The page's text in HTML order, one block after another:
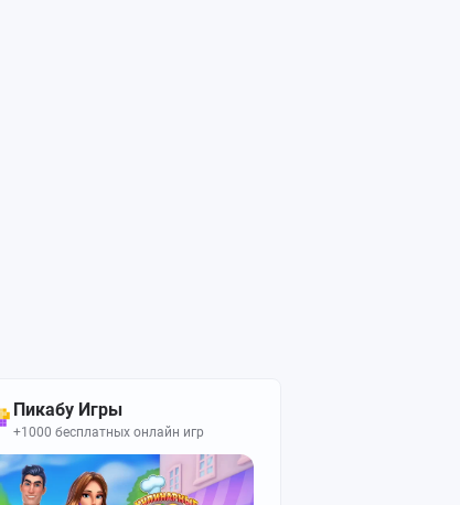
Пикабу Игры
+1000 бесплатных онлайн игр